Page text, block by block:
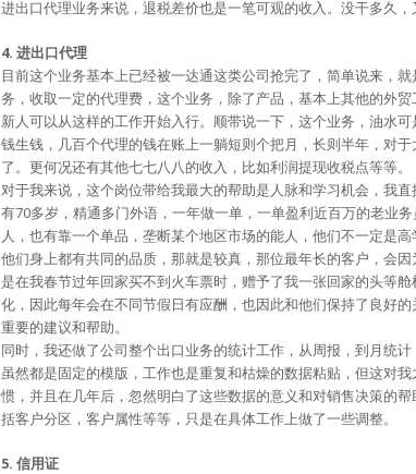
进出口代理业务来说，退税差价也是一笔可观的收入。没干多久，
4. 进出口代理
目前这个业务基本上已经被一达通这类公司抢完了，简单说来，
务，收取一定的代理费，这个业务，除了产品，基本上其他的外
新人可以从这样的工作开始入行。顺带说一下，这个业务，油水
钱生钱，几百个代理的钱在账上一躺短则个把月，长则半年，对
了。更何况还有其他七七八八的收入，比如利润提现收税点等等。
对于我来说，这个岗位带给我最大的帮助是人脉和学习机会，我
有70多岁，精通多门外语，一年做一单，一单盈利近百万的老业
人，也有靠一个单品，垄断某个地区市场的能人，他们不一定是
他们身上都有共同的品质，那就是较真，那位最年长的客户，会
是在我春节过年回家买不到火车票时，赠予了我一张回家的头等
化，因此每年会在不同节假日有应酬，也因此和他们保持了良好
重要的建议和帮助。
同时，我还做了公司整个出口业务的统计工作，从周报，到月统
虽然都是固定的模版，工作也是重复和枯燥的数据粘贴，但这对
惯，并且在几年后，忽然明白了这些数据的意义和对销售决策的
括客户分区，客户属性等等，只是在具体工作上做了一些调整。
5. 信用证